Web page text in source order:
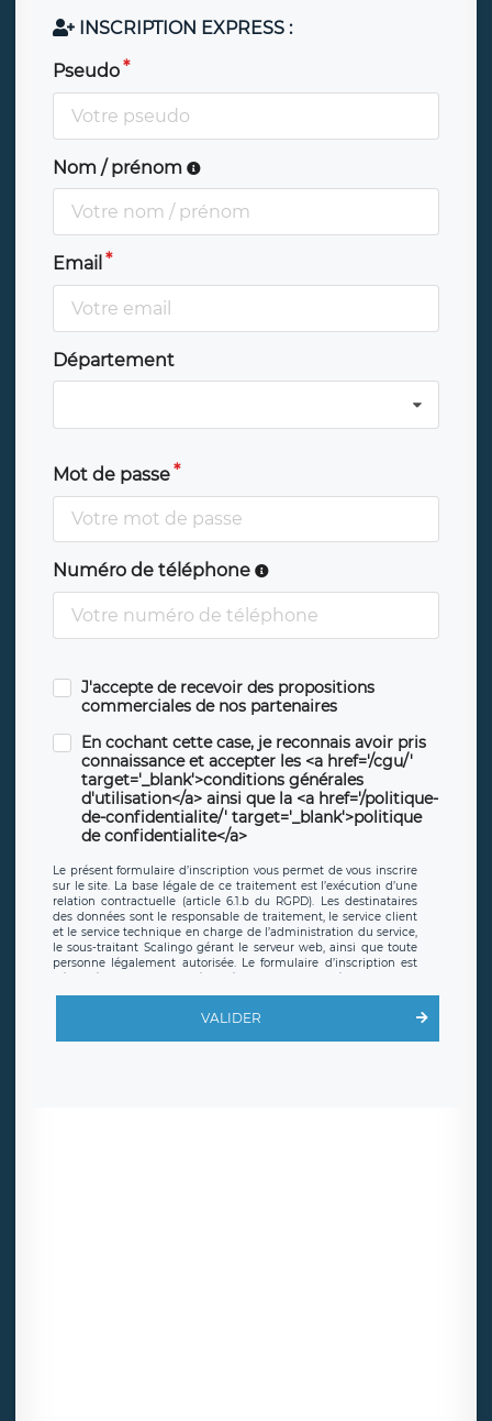
INSCRIPTION EXPRESS :
Pseudo
Nom / prénom
Email
Département
Mot de passe
Numéro de téléphone
J'accepte de recevoir des propositions
commerciales de nos partenaires
En cochant cette case, je reconnais avoir pris
connaissance et accepter les <a href='/cgu/'
target='_blank'>conditions générales
d'utilisation</a> ainsi que la <a href='/politique-
de-confidentialite/' target='_blank'>politique
de confidentialite</a>
Le présent formulaire d’inscription vous permet de vous inscrire
sur le site. La base légale de ce traitement est l’exécution d’une
relation contractuelle (article 6.1.b du RGPD). Les destinataires
des données sont le responsable de traitement, le service client
et le service technique en charge de l’administration du service,
le sous-traitant Scalingo gérant le serveur web, ainsi que toute
personne légalement autorisée. Le formulaire d’inscription est
hébergé sur un serveur hébergé par Scalingo, basé en France et
offrant desclauses de protection conformes au RGPD. Les
en sollicite la suppression, étant entendu que vous pouvez
demander la suppression de vos données et retirer votre
VALIDER